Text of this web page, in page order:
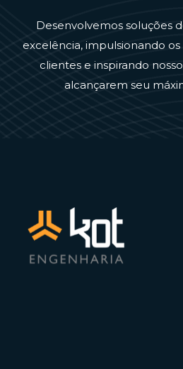
Desenvolvemos soluções
excelência, impulsionando
clientes e inspirando
alcançarem seu